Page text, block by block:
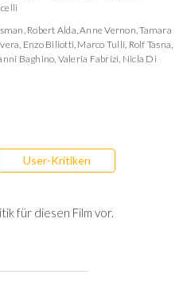
, Robert Alda,Anne Vernon,Tamara
, Enzo Biliotti, Marco Tulli, Rolf Tasna,
Baghino, Valeria Fabrizi, Nicla Di
User-Kritiken
für diesen Film vor.